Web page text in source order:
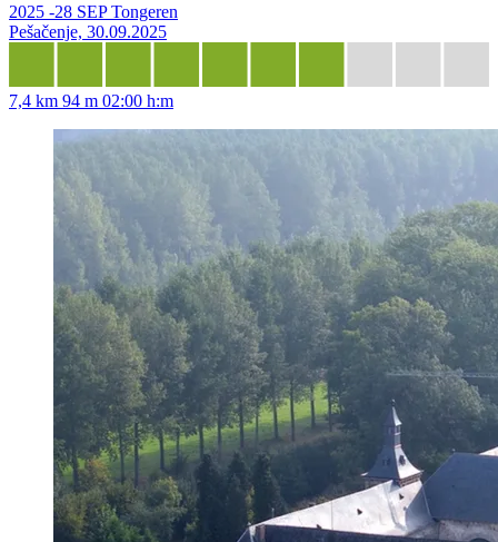
2025 -28 SEP Tongeren
Pešačenje, 30.09.2025
7,4 km 94 m 02:00 h:m